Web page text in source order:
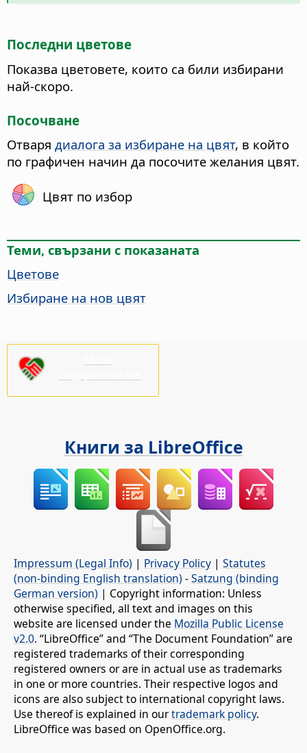
Последни цветове
Показва цветовете, които са били избирани
най-скоро.
Посочване
Отваря диалога за избиране на цвят, в който
по графичен начин да посочите желания цвят.
Цвят по избор
Теми, свързани с показаната
Цветове
Избиране на нов цвят
Книги за LibreOffice
Impressum (Legal Info) | Privacy Policy | Statutes
(non-binding English translation) -Satzung (binding
German version) | Copyright information: Unless
otherwise specified, all text and images on this
website are licensed under the Mozilla Public License
v2.0. “LibreOffice” and “The Document Foundation” are
registered trademarks of their corresponding
registered owners or are in actual use as trademarks
in one or more countries. Their respective logos and
icons are also subject to international copyright laws.
Use thereof is explained in ourtrademark policy.
LibreOffice was based on OpenOffice.org.